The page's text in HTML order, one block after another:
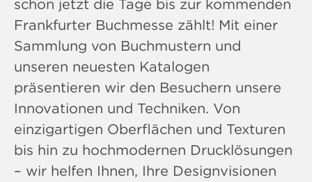
schon jetzt die Tage bis zur kommenden
Frankfurter Buchmesse zählt! Mit einer
Sammlung von Buchmustern und
unseren neuesten Katalogen
präsentieren wir den Besuchern unsere
Innovationen und Techniken. Von
einzigartigen Oberflächen und Texturen
bis hin zu hochmodernen Drucklösungen
– wir helfen Ihnen, Ihre Designvisionen